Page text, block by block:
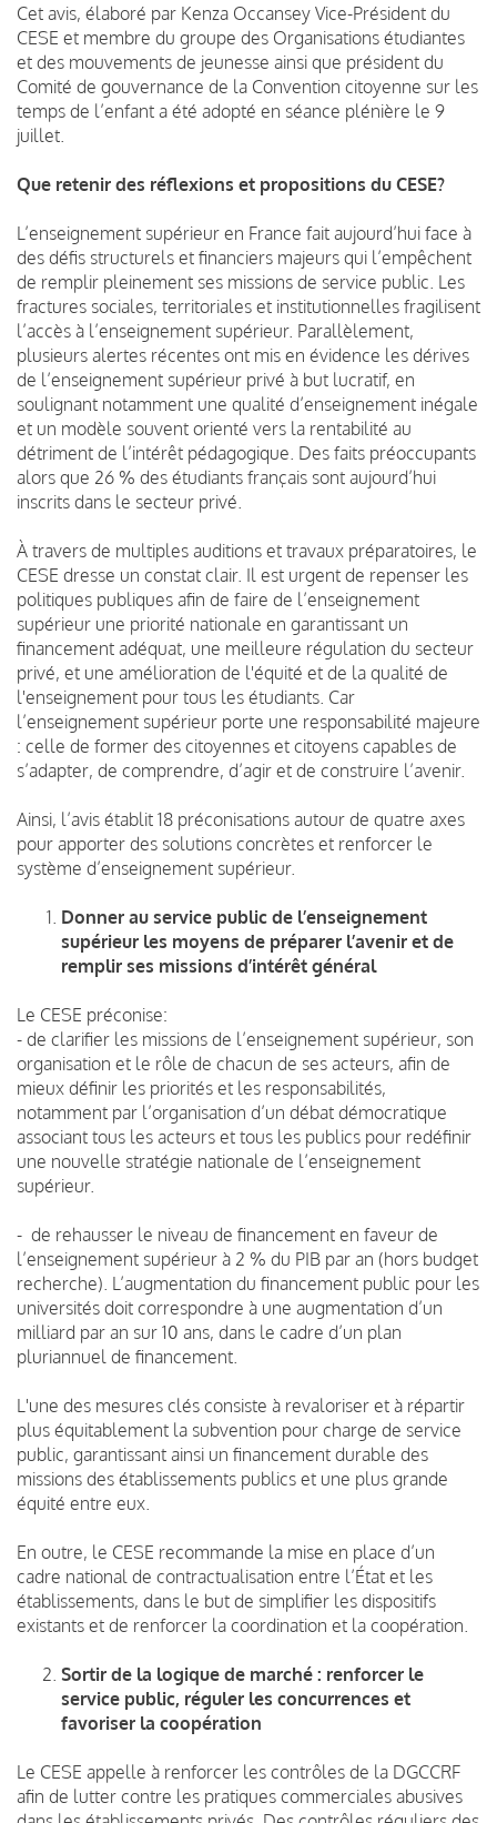
Cet avis, élaboré par Kenza Occansey Vice-Président du
CESE et membre du groupe des Organisations étudiantes
et des mouvements de jeunesse ainsi que président du
Comité de gouvernance de la Convention citoyenne sur les
temps de l’enfant a été adopté en séance plénière le 9
juillet.
Que retenir des réflexions et propositions du CESE?
L’enseignement supérieur en France fait aujourd’hui face à
des défis structurels et financiers majeurs qui l’empêchent
de remplir pleinement ses missions de service public. Les
fractures sociales, territoriales et institutionnelles fragilisent
l’accès à l’enseignement supérieur. Parallèlement,
plusieurs alertes récentes ont mis en évidence les dérives
de l’enseignement supérieur privé à but lucratif, en
soulignant notamment une qualité d’enseignement inégale
et un modèle souvent orienté vers la rentabilité au
détriment de l’intérêt pédagogique. Des faits préoccupants
alors que 26 % des étudiants français sont aujourd’hui
inscrits dans le secteur privé.
À travers de multiples auditions et travaux préparatoires, le
CESE dresse un constat clair. Il est urgent de repenser les
politiques publiques afin de faire de l’enseignement
supérieur une priorité nationale en garantissant un
financement adéquat, une meilleure régulation du secteur
privé, et une amélioration de l'équité et de la qualité de
l'enseignement pour tous les étudiants. Car
l’enseignement supérieur porte une responsabilité majeure
: celle de former des citoyennes et citoyens capables de
s’adapter, de comprendre, d’agir et de construire l’avenir.
Ainsi, l’avis établit 18 préconisations autour de quatre axes
pour apporter des solutions concrètes et renforcer le
système d’enseignement supérieur.
Donner au service public de l’enseignement
supérieur les moyens de préparer l’avenir et de
remplir ses missions d’intérêt général
Le CESE préconise:
- de clarifier les missions de l’enseignement supérieur, son
organisation et le rôle de chacun de ses acteurs, afin de
mieux définir les priorités et les responsabilités,
notamment par l’organisation d’un débat démocratique
associant tous les acteurs et tous les publics pour redéfinir
une nouvelle stratégie nationale de l’enseignement
supérieur.
- de rehausser le niveau de financement en faveur de
l’enseignement supérieur à 2 % du PIB par an (hors budget
recherche). L’augmentation du financement public pour les
universités doit correspondre à une augmentation d’un
milliard par an sur 10 ans, dans le cadre d’un plan
pluriannuel de financement.
L'une des mesures clés consiste à revaloriser et à répartir
plus équitablement la subvention pour charge de service
public, garantissant ainsi un financement durable des
missions des établissements publics et une plus grande
équité entre eux.
En outre, le CESE recommande la mise en place d’un
cadre national de contractualisation entre l’État et les
établissements, dans le but de simplifier les dispositifs
existants et de renforcer la coordination et la coopération.
Sortir de la logique de marché : renforcer le
service public, réguler les concurrences et
favoriser la coopération
Le CESE appelle à renforcer les contrôles de la DGCCRF
afin de lutter contre les pratiques commerciales abusives